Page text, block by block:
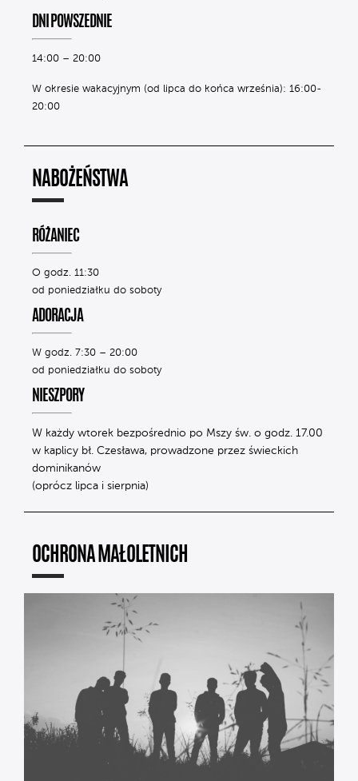
DNI POWSZEDNIE
14:00 – 20:00
W okresie wakacyjnym (od lipca do końca września): 16:00-
20:00
NABOŻEŃSTWA
RÓŻANIEC
O godz. 11:30
od poniedziałku do soboty
ADORACJA
W godz. 7:30 – 20:00
od poniedziałku do soboty
NIESZPORY
W każdy wtorek bezpośrednio po Mszy św. o godz. 17.00
w kaplicy bł. Czesława, prowadzone przez świeckich
dominikanów
(oprócz lipca i sierpnia)
OCHRONA MAŁOLETNICH